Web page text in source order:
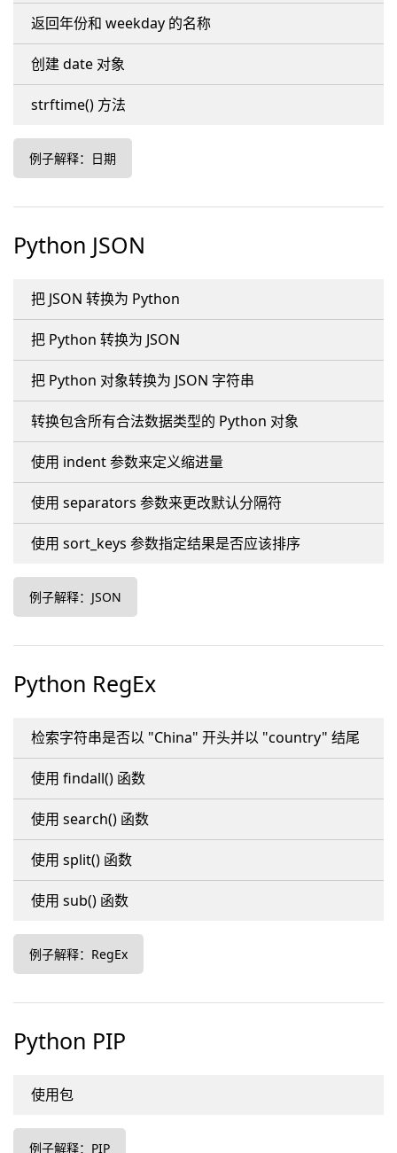
返回年份和 weekday 的名称
创建 date 对象
strftime() 方法
例子解释：日期
Python JSON
把 JSON 转换为 Python
把 Python 转换为 JSON
把 Python 对象转换为 JSON 字符串
转换包含所有合法数据类型的 Python 对象
使用 indent 参数来定义缩进量
使用 separators 参数来更改默认分隔符
使用 sort_keys 参数指定结果是否应该排序
例子解释：JSON
Python RegEx
检索字符串是否以 "China" 开头并以 "country" 结尾
使用 findall() 函数
使用 search() 函数
使用 split() 函数
使用 sub() 函数
例子解释：RegEx
Python PIP
使用包
例子解释：PIP